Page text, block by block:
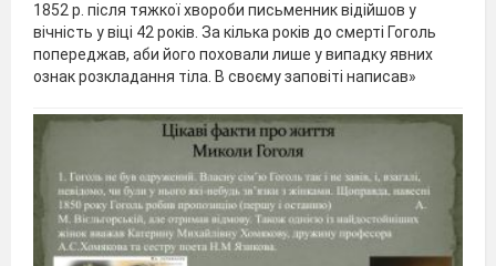
1852 р. після тяжкої хвороби письменник відійшов у
вічність у віці 42 років. За кілька років до смерті Гоголь
попереджав, аби його поховали лише у випадку явних
ознак розкладання тіла. В своєму заповіті написав»